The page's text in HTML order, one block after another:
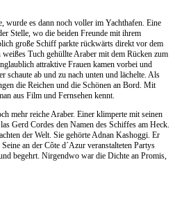
wurde es dann noch voller im Yachthafen. Eine
Stelle, wo die beiden Freunde mit ihrem
große Schiff parkte rückwärts direkt vor dem
Tuch gehüllte Araber mit dem Rücken zum
attraktive Frauen kamen vorbei und
schaute ab und zu nach unten und lächelte. Als
die Reichen und die Schönen an Bord. Mit
aus Film und Fernsehen kennt.
mehr reiche Araber. Einer klimperte mit seinen
Gerd Cordes den Namen des Schiffes am Heck.
der Welt. Sie gehörte Adnan Kashoggi. Er
an der Côte d´Azur veranstalteten Partys
begehrt. Nirgendwo war die Dichte an Promis,